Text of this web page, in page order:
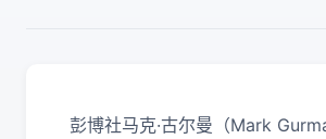
彭博社马克·古尔曼（Mark